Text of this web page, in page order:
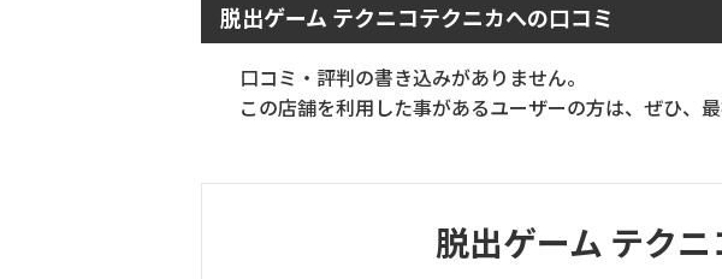
脱出ゲーム テクニコテクニカへの口コミ
口コミ・評判の書き込みがありません。
この店舗を利用した事があるユーザーの方は、ぜひ、最
脱出ゲーム テク